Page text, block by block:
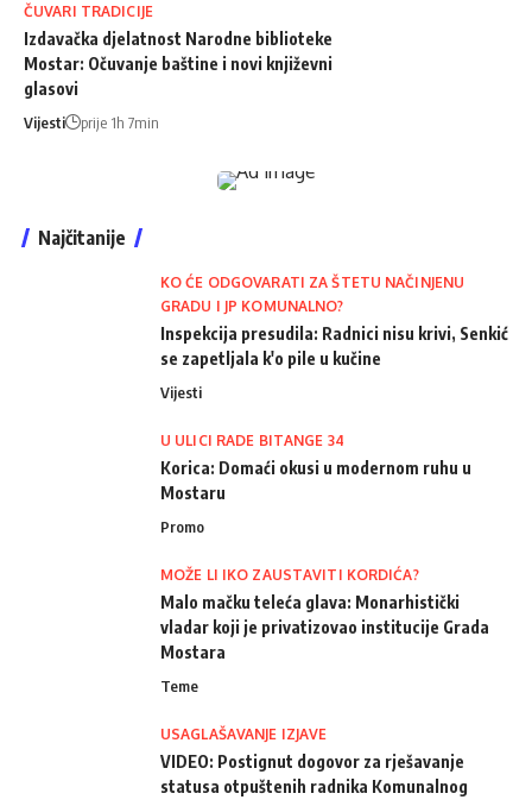
ČUVARI TRADICIJE
Izdavačka djelatnost Narodne biblioteke
Mostar: Očuvanje baštine i novi književni
glasovi
Vijesti prije 1h 7min
Najčitanije
KO ĆE ODGOVARATI ZA ŠTETU NAČINJENU
GRADU I JP KOMUNALNO?
Inspekcija presudila: Radnici nisu krivi, Senkić
se zapetljala k'o pile u kučine
Vijesti
U ULICI RADE BITANGE 34
Korica: Domaći okusi u modernom ruhu u
Mostaru
Promo
MOŽE LI IKO ZAUSTAVITI KORDIĆA?
Malo mačku teleća glava: Monarhistički
vladar koji je privatizovao institucije Grada
Mostara
Teme
USAGLAŠAVANJE IZJAVE
VIDEO: Postignut dogovor za rješavanje
statusa otpuštenih radnika Komunalnog